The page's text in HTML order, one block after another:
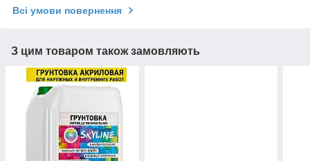
Всі умови повернення
З цим товаром також замовляють